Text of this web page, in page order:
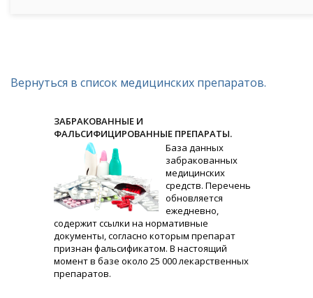
Вернуться в список медицинских препаратов.
ЗАБРАКОВАННЫЕ И
ФАЛЬСИФИЦИРОВАННЫЕ ПРЕПАРАТЫ.
База данных
забракованных
медицинских
средств. Перечень
обновляется
ежедневно,
содержит ссылки на нормативные
документы, согласно которым препарат
признан фальсификатом. В настоящий
момент в базе около 25 000 лекарственных
препаратов.